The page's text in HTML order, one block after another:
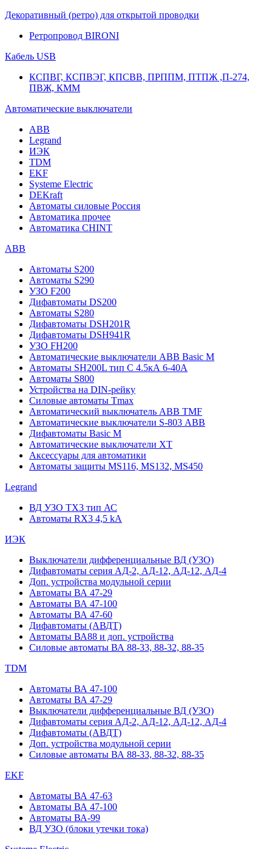
Декоративный (ретро) для открытой проводки
Ретропровод BIRONI
Кабель USB
КСПВГ, КСПВЭГ, КПСВВ, ПРППМ, ПТПЖ ,П-274,
ПВЖ, КММ
Автоматические выключатели
ABB
Legrand
ИЭК
TDM
EKF
Systeme Electric
DEKraft
Автоматы силовые Россия
Автоматика прочее
Автоматика CHINT
ABB
Автоматы S200
Автоматы S290
УЗО F200
Дифавтоматы DS200
Автоматы S280
Дифавтоматы DSH201R
Дифавтоматы DSH941R
УЗО FH200
Автоматические выключатели ABB Basic M
Автоматы SH200L тип С 4.5кА 6-40А
Автоматы S800
Устройства на DIN-рейку
Силовые автоматы Tmax
Автоматический выключатель ABB TMF
Автоматические выключатели S-803 АВВ
Дифавтоматы Basic M
Автоматические выключатели XT
Аксессуары для автоматики
Автоматы защиты MS116, MS132, MS450
Legrand
ВД УЗО TX3 тип АС
Автоматы RX3 4,5 kA
ИЭК
Выключатели дифференциальные ВД (УЗО)
Дифавтоматы серия АД-2, АД-12, АД-12, АД-4
Доп. устройства модульной серии
Автоматы ВА 47-29
Автоматы ВА 47-100
Автоматы ВА 47-60
Дифавтоматы (АВДТ)
Автоматы ВА88 и доп. устройства
Силовые автоматы ВА 88-33, 88-32, 88-35
TDM
Автоматы ВА 47-100
Автоматы ВА 47-29
Выключатели дифференциальные ВД (УЗО)
Дифавтоматы серия АД-2, АД-12, АД-12, АД-4
Дифавтоматы (АВДТ)
Доп. устройства модульной серии
Силовые автоматы ВА 88-33, 88-32, 88-35
EKF
Автоматы ВА 47-63
Автоматы ВА 47-100
Автоматы ВА-99
ВД УЗО (блоки утечки тока)